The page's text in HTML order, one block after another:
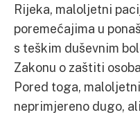
Rijeka, maloljetni
poremećajima u
s teškim duševnim
Zakonu o zaštiti
Pored toga,
neprimjereno dugo,